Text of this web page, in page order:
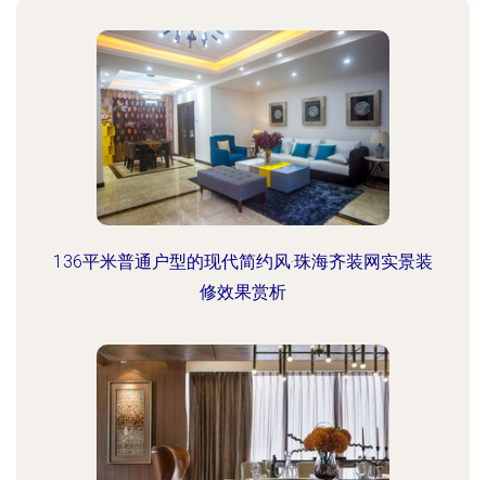
136平米普通户型的现代简约风·珠海齐装网实景装
修效果赏析